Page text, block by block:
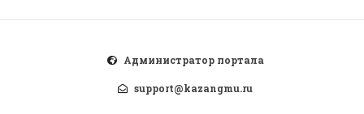
Администратор портала
support@kazangmu.ru